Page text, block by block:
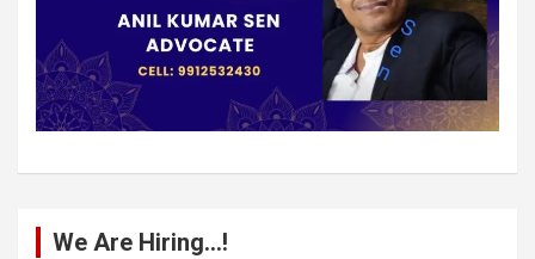
We Are Hiring…!